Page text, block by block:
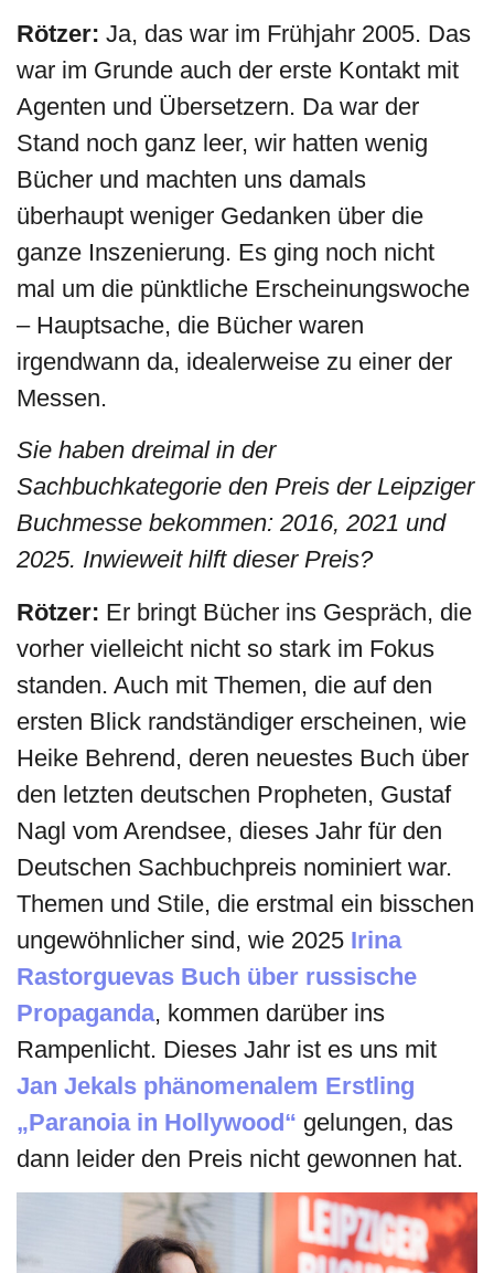
Rötzer: Ja, das war im Frühjahr 2005. Das
war im Grunde auch der erste Kontakt mit
Agenten und Übersetzern. Da war der
Stand noch ganz leer, wir hatten wenig
Bücher und machten uns damals
überhaupt weniger Gedanken über die
ganze Inszenierung. Es ging noch nicht
mal um die pünktliche Erscheinungswoche
– Hauptsache, die Bücher waren
irgendwann da, idealerweise zu einer der
Messen.
Sie haben dreimal in der
Sachbuchkategorie den Preis der Leipziger
Buchmesse bekommen: 2016, 2021 und
2025. Inwieweit hilft dieser Preis?
Rötzer: Er bringt Bücher ins Gespräch, die
vorher vielleicht nicht so stark im Fokus
standen. Auch mit Themen, die auf den
ersten Blick randständiger erscheinen, wie
Heike Behrend, deren neuestes Buch über
den letzten deutschen Propheten, Gustaf
Nagl vom Arendsee, dieses Jahr für den
Deutschen Sachbuchpreis nominiert war.
Themen und Stile, die erstmal ein bisschen
ungewöhnlicher sind, wie 2025 Irina
Rastorguevas Buch über russische
Propaganda, kommen darüber ins
Rampenlicht. Dieses Jahr ist es uns mit
Jan Jekals phänomenalem Erstling
„Paranoia in Hollywood“ gelungen, das
dann leider den Preis nicht gewonnen hat.